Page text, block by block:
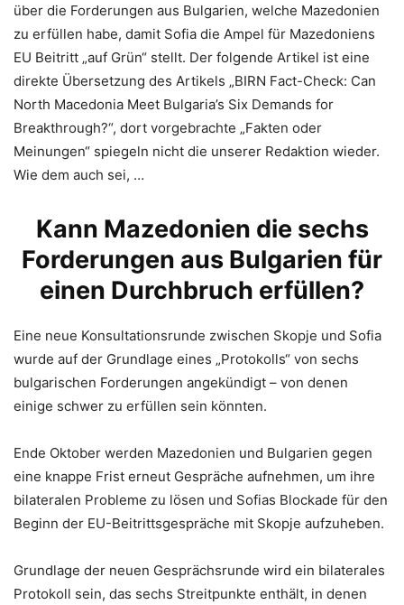
über die Forderungen aus Bulgarien, welche Mazedonien
zu erfüllen habe, damit Sofia die Ampel für Mazedoniens
EU Beitritt „auf Grün“ stellt. Der folgende Artikel ist eine
direkte Übersetzung des Artikels „BIRN Fact-Check: Can
North Macedonia Meet Bulgaria’s Six Demands for
Breakthrough?“, dort vorgebrachte „Fakten oder
Meinungen“ spiegeln nicht die unserer Redaktion wieder.
Wie dem auch sei, …
Kann Mazedonien die sechs
Forderungen aus Bulgarien für
einen Durchbruch erfüllen?
Eine neue Konsultationsrunde zwischen Skopje und Sofia
wurde auf der Grundlage eines „Protokolls“ von sechs
bulgarischen Forderungen angekündigt – von denen
einige schwer zu erfüllen sein könnten.
Ende Oktober werden Mazedonien und Bulgarien gegen
eine knappe Frist erneut Gespräche aufnehmen, um ihre
bilateralen Probleme zu lösen und Sofias Blockade für den
Beginn der EU-Beitrittsgespräche mit Skopje aufzuheben.
Grundlage der neuen Gesprächsrunde wird ein bilaterales
Protokoll sein, das sechs Streitpunkte enthält, in denen